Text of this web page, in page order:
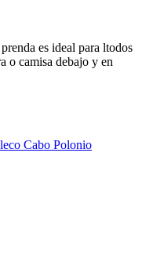
es ideal para ltodos
o camisa debajo y en